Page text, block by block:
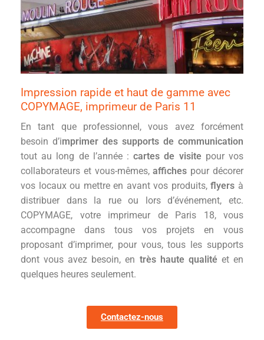
Impression rapide et haut de gamme avec
COPYMAGE, imprimeur de Paris 11
En tant que professionnel, vous avez forcément
besoin d’imprimer des supports de communication
tout au long de l’année :cartes de visite pour vos
collaborateurs et vous-mêmes,affiches pour décorer
vos locaux ou mettre en avant vos produits,flyers à
distribuer dans la rue ou lors d’événement, etc.
COPYMAGE, votre imprimeur de Paris 18, vous
accompagne dans tous vos projets en vous
proposant d’imprimer, pour vous, tous les supports
dont vous avez besoin, en très haute qualité et en
quelques heures seulement.
Contactez-nous